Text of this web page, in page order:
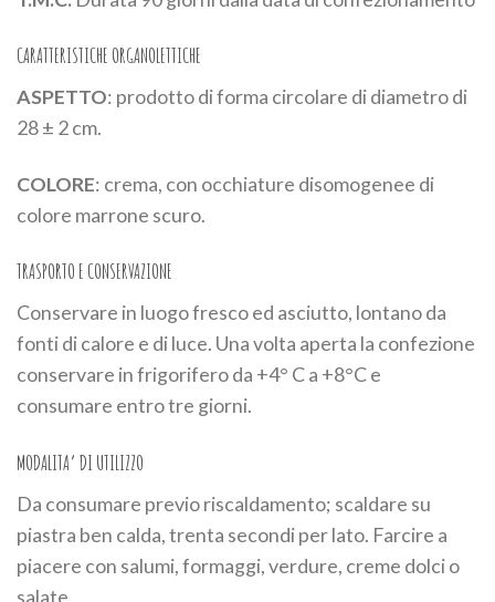
CARATTERISTICHE ORGANOLETTICHE
ASPETTO: prodotto di forma circolare di diametro di
28 ± 2 cm.
COLORE: crema, con occhiature disomogenee di
colore marrone scuro.
TRASPORTO E CONSERVAZIONE
Conservare in luogo fresco ed asciutto, lontano da
fonti di calore e di luce. Una volta aperta la confezione
conservare in frigorifero da +4° C a +8°C e
consumare entro tre giorni.
MODALITA’ DI UTILIZZO
Da consumare previo riscaldamento; scaldare su
piastra ben calda, trenta secondi per lato. Farcire a
piacere con salumi, formaggi, verdure, creme dolci o
salate.